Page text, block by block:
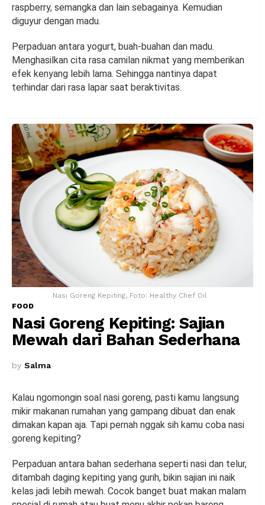
raspberry, semangka dan lain sebagainya. Kemudian
diguyur dengan madu.
Perpaduan antara yogurt, buah-buahan dan madu.
Menghasilkan cita rasa camilan nikmat yang memberikan
efek kenyang lebih lama. Sehingga nantinya dapat
terhindar dari rasa lapar saat beraktivitas.
Nasi Goreng Kepiting, Foto: Healthy Chef Oil
FOOD
Nasi Goreng Kepiting: Sajian
Mewah dari Bahan Sederhana
by Salma
Kalau ngomongin soal nasi goreng, pasti kamu langsung
mikir makanan rumahan yang gampang dibuat dan enak
dimakan kapan aja. Tapi pernah nggak sih kamu coba nasi
goreng kepiting?
Perpaduan antara bahan sederhana seperti nasi dan telur,
ditambah daging kepiting yang gurih, bikin sajian ini naik
kelas jadi lebih mewah. Cocok banget buat makan malam